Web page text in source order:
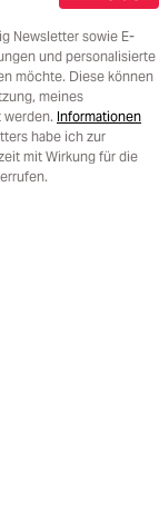
Newsletter sowie E-
und personalisierte
möchte. Diese können
meines
werden. Informationen
habe ich zur
mit Wirkung für die